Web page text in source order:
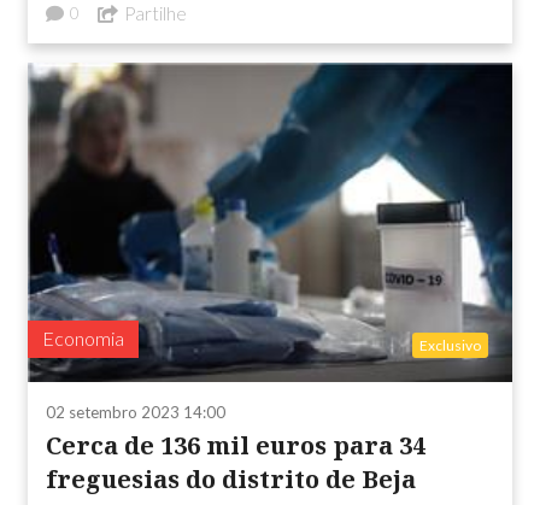
0 Partilhe
Economia Exclusivo
02 setembro 2023 14:00
Cerca de 136 mil euros para 34
freguesias do distrito de Beja